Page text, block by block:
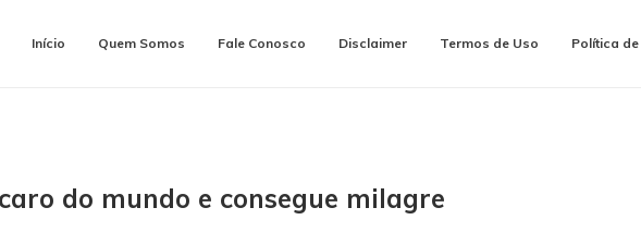
Início Quem Somos Fale Conosco Disclaimer Termos de Uso Política
do mundo e consegue milagre